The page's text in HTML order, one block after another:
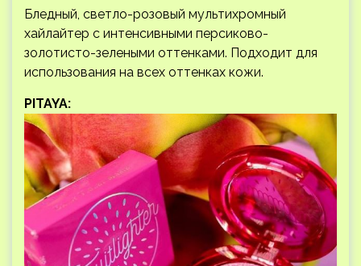
Бледный, светло-розовый мультихромный
хайлайтер с интенсивными персиково-
золотисто-зелеными оттенками. Подходит для
использования на всех оттенках кожи.
PITAYA: